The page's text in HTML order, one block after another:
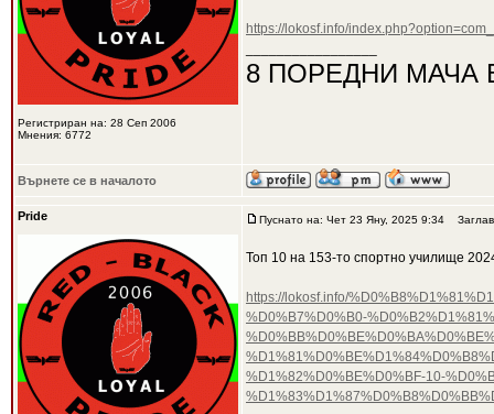
Регистриран на: 28 Сеп 2006
Мнения: 6772
https://lokosf.info/
8 ПОРЕДНИ МАЧА
Върнете се в началото
Pride Пуснато на: Чет 23 Яну, 2025 9:34
Топ 10 на 153-то спортно училище
https://lokosf.info/
%D0%B7%D0%B0-
%D1%82%D0%BE%D0%BF-10-